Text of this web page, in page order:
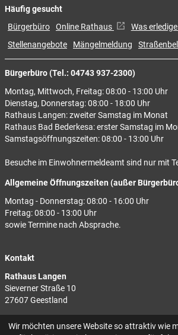
Bürgerbüro (Tel.: 04743 937-2300)
Montag, Mittwoch, Freitag: 08:00 - 13:00 Uhr
Dienstag, Donnerstag: 08:00 - 18:00 Uhr
Rathaus Langen: zweiter Samstag im Monat
Rathaus Bad Bederkesa: erster Samstag im
Samstagsöffnungszeiten: 08:00 - 13:00 Uhr
Besuche im Einwohnermeldeamt sind nur mit
Allgemeine Öffnungszeiten (außer
Montag - Donnerstag: 08:00 - 16:00 Uhr
Freitag: 08:00 - 13:00 Uhr
sowie Termine nach Absprache.
Kontakt
Rathaus Langen
Sieverner Straße 10
27607 Geestland
Rathaus Bad Bederkesa
Häufig gesucht
Bürgerbüro Online Rathaus
Was
Stellenangebote
Mängelmeldung
Wir möchten unsere Website so attraktiv wie